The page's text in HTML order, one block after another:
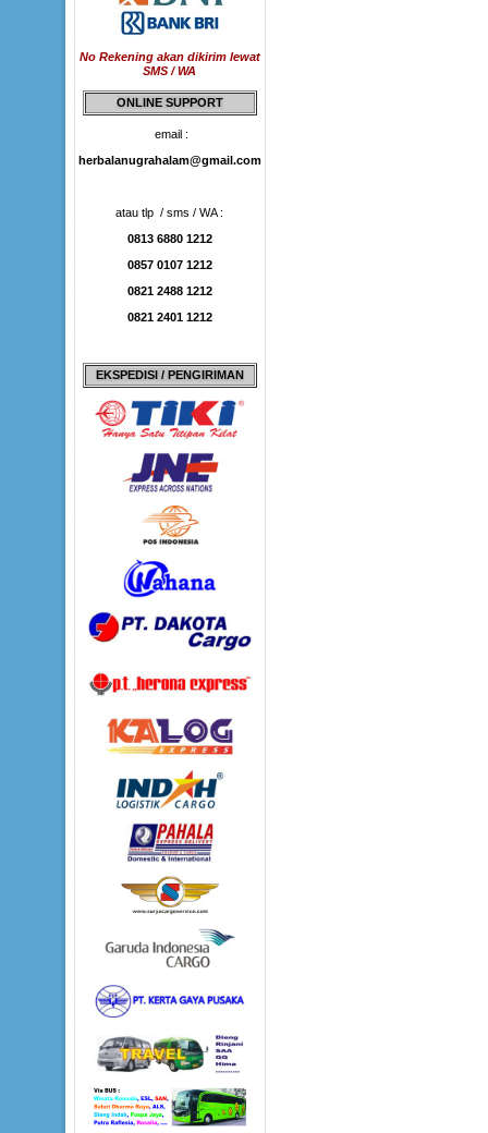
No Rekening akan dikirim lewat
SMS / WA
ONLINE SUPPORT
email :
herbalanugrahalam@gmail.com
atau tlp / sms / WA :
0813 6880 1212
0857 0107 1212
0821 2488 1212
0821 2401 1212
EKSPEDISI / PENGIRIMAN